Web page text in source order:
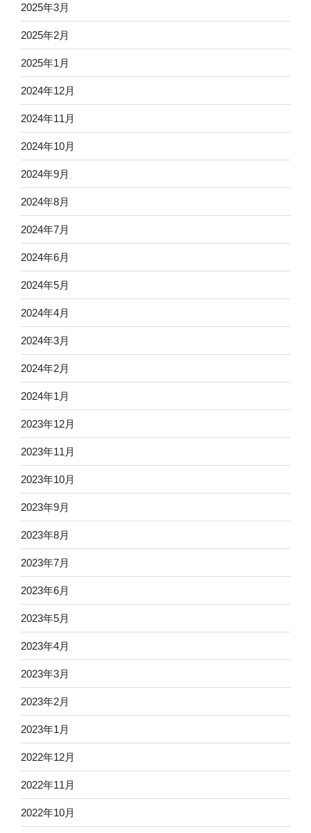
2025年3月
2025年2月
2025年1月
2024年12月
2024年11月
2024年10月
2024年9月
2024年8月
2024年7月
2024年6月
2024年5月
2024年4月
2024年3月
2024年2月
2024年1月
2023年12月
2023年11月
2023年10月
2023年9月
2023年8月
2023年7月
2023年6月
2023年5月
2023年4月
2023年3月
2023年2月
2023年1月
2022年12月
2022年11月
2022年10月